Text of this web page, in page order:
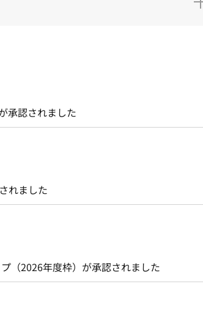
承認されました
れました
（2026年度枠）が承認されました